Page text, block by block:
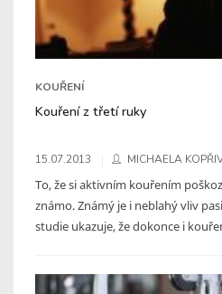
KOUŘENÍ
Kouření z třetí ruky
15.07.2013 MICHAELA
To, že si aktivním kouřením
známo. Známý je i neblahý vliv
studie ukazuje, že dokonce i